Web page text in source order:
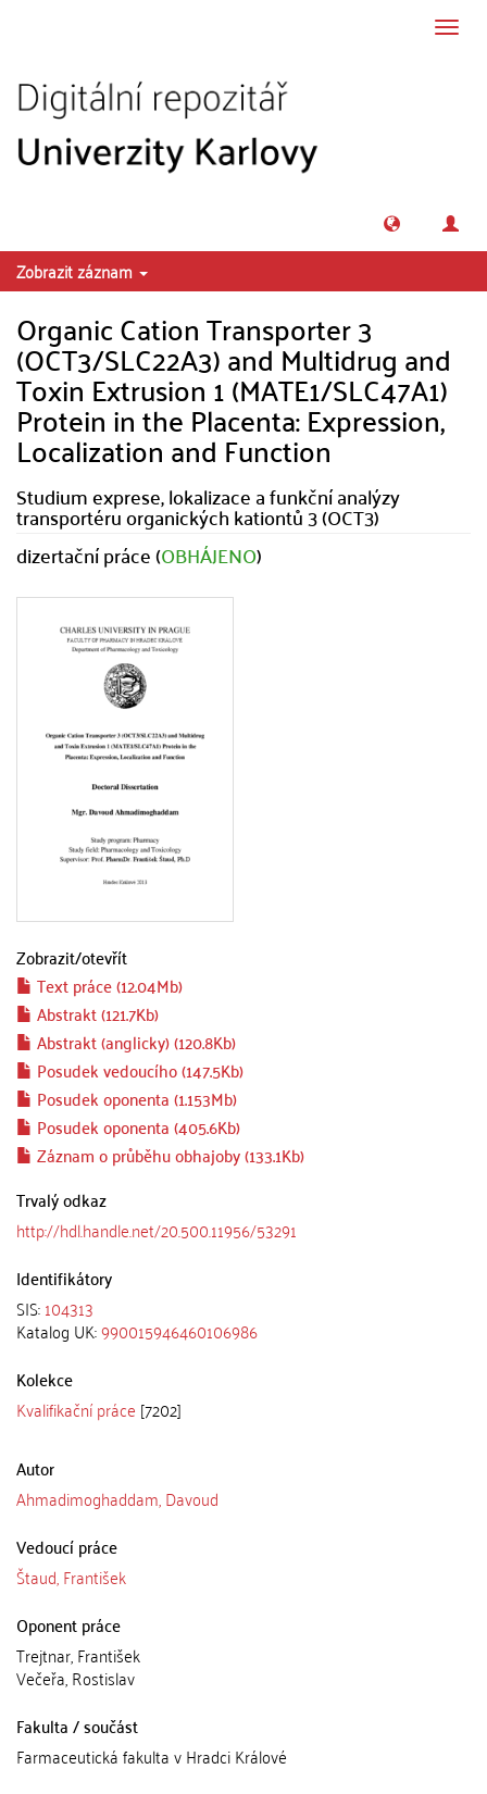
Zobrazit záznam
Organic Cation Transporter 3
(OCT3/SLC22A3) and Multidrug and
Toxin Extrusion 1 (MATE1/SLC47A1)
Protein in the Placenta: Expression,
Localization and Function
Studium exprese, lokalizace a funkční analýzy
transportéru organických kationtů 3 (OCT3)
dizertační práce (OBHÁJENO)
Zobrazit/otevřít
Text práce (12.04Mb)
Abstrakt (121.7Kb)
Abstrakt (anglicky) (120.8Kb)
Posudek vedoucího (147.5Kb)
Posudek oponenta (1.153Mb)
Posudek oponenta (405.6Kb)
Záznam o průběhu obhajoby (133.1Kb)
Trvalý odkaz
http://hdl.handle.net/20.500.11956/53291
Identifikátory
SIS:104313
Katalog UK:990015946460106986
Kolekce
Kvalifikační práce [7202]
Autor
Ahmadimoghaddam, Davoud
Vedoucí práce
Štaud, František
Oponent práce
Trejtnar, František
Večeřa, Rostislav
Fakulta / součást
Farmaceutická fakulta v Hradci Králové